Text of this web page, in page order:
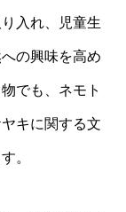
入れ、児童生
の興味を高め
でも、ネモト
キに関する文
。